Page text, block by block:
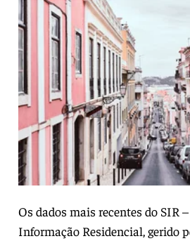
Os dados mais recentes do SIR
Informação Residencial, gerido